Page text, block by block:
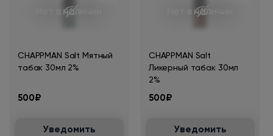
Нет в наличии
CHAPPMAN Salt Мятный
табак 30мл 2%
500₽
Уведомить
Нет в наличии
CHAPPMAN Salt
Ликерный табак 30мл
2%
500₽
Уведомить